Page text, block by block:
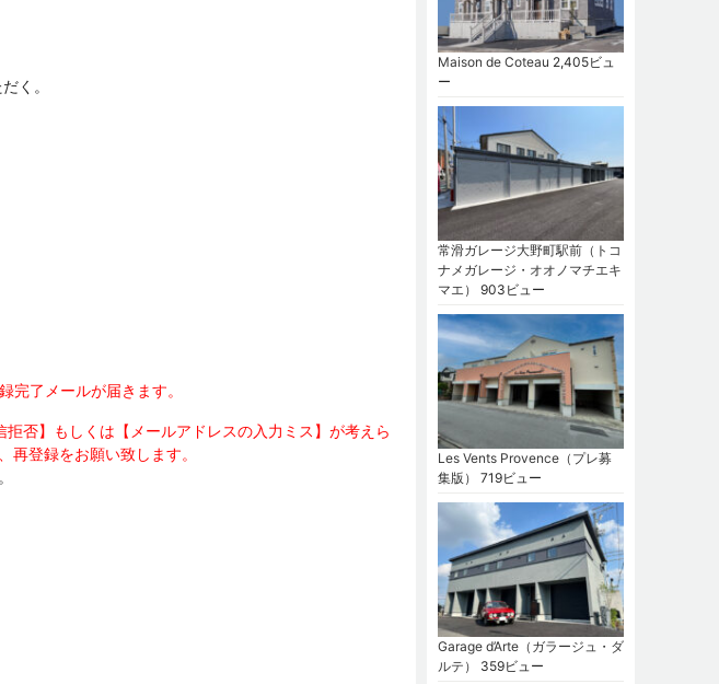
く。
了メールが届きます。
否】もしくは【メールアドレスの入力ミス】が考えら
登録をお願い致します。
Maison de Coteau 2,405ビュ
ー
常滑ガレージ大野町駅前（トコ
ナメガレージ・オオノマチエキ
マエ）
903ビュー
Les Vents Provence（プレ募
集版）
719ビュー
Garage d’Arte（ガラージュ・ダ
ルテ）
359ビュー